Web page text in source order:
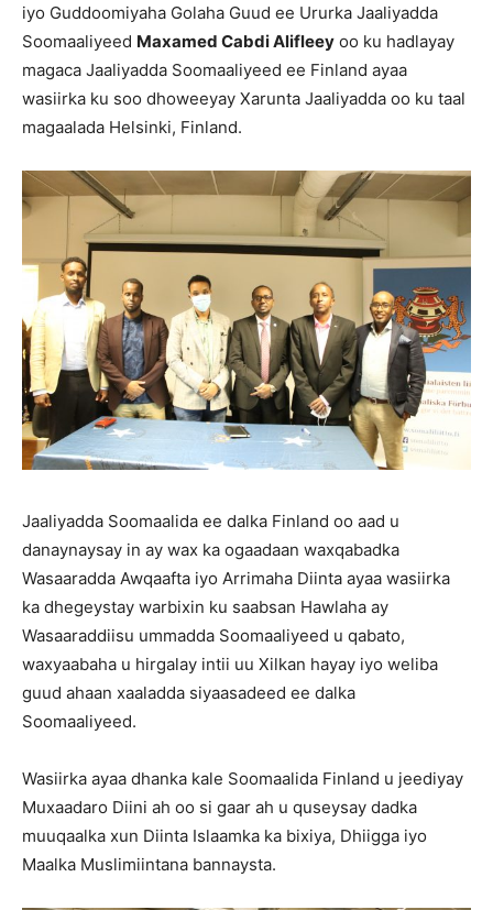
iyo Guddoomiyaha Golaha Guud ee Ururka Jaaliyadda
Soomaaliyeed Maxamed Cabdi Alifleey oo ku hadlayay
magaca Jaaliyadda Soomaaliyeed ee Finland ayaa
wasiirka ku soo dhoweeyay Xarunta Jaaliyadda oo ku taal
magaalada Helsinki, Finland.
Jaaliyadda Soomaalida ee dalka Finland oo aad u
danaynaysay in ay wax ka ogaadaan waxqabadka
Wasaaradda Awqaafta iyo Arrimaha Diinta ayaa wasiirka
ka dhegeystay warbixin ku saabsan Hawlaha ay
Wasaaraddiisu ummadda Soomaaliyeed u qabato,
waxyaabaha u hirgalay intii uu Xilkan hayay iyo weliba
guud ahaan xaaladda siyaasadeed ee dalka
Soomaaliyeed.
Wasiirka ayaa dhanka kale Soomaalida Finland u jeediyay
Muxaadaro Diini ah oo si gaar ah u quseysay dadka
muuqaalka xun Diinta Islaamka ka bixiya, Dhiigga iyo
Maalka Muslimiintana bannaysta.